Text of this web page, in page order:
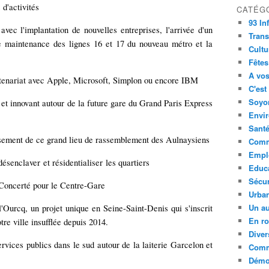
d'activités
l'implantation de nouvelles entreprises, l'arrivée d'un
des lignes 16 et 17 du nouveau métro et la
avec Apple, Microsoft, Simplon ou encore IBM
innovant autour de la future gare du Grand Paris Express
de ce grand lieu de rassemblement des Aulnaysiens
et résidentialiser les quartiers
pour le Centre-Gare
un projet unique en Seine-Saint-Denis qui s'inscrit
ville insufflée depuis 2014.
publics dans le sud autour de la laiterie Garcelon et
93
A
Santé
Un
En